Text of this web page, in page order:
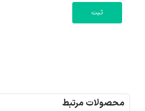
محصولات مرتبط